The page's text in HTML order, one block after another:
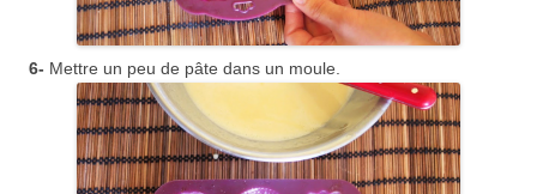
6- Mettre un peu de pâte dans un moule.